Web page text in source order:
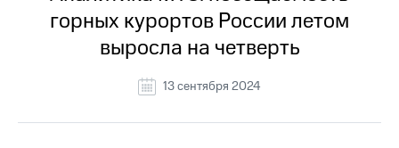
История
компании
Руководство
информация
релизы
МТС
о технологиях
горных курортов России летом
выросла на четверть
13 сентября 2024